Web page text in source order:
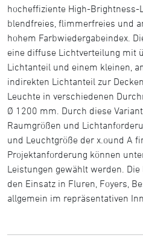
hocheffiziente High-Brightness-
blendfreies, flimmerfreies und
hohem Farbwiedergabeindex.
eine diffuse Lichtverteilung mit
Lichtanteil und einem kleinen,
indirekten Lichtanteil zur
Leuchte in verschiedenen
Ø 1200 mm. Durch diese
Raumgrößen und
und Leuchtgröße der x.ound A
Projektanforderung können
Leistungen gewählt werden.
den Einsatz in Fluren, Foyers,
allgemein im repräsentativen